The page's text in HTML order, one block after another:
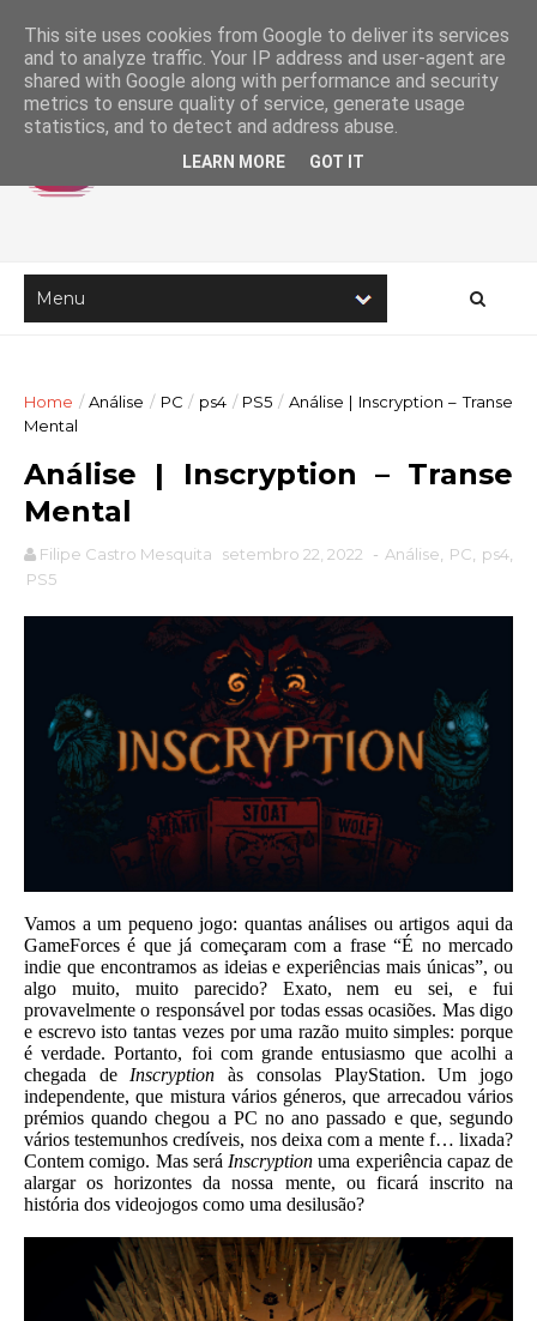
Home / Análise / PC / ps4 / PS5 / Análise | Inscryption – Transe
Mental
Análise | Inscryption – Transe
Mental
Filipe Castro Mesquita setembro 22, 2022 - Análise PC ps4
PS5
Vamos a um pequeno jogo: quantas análises ou artigos aqui da
GameForces é que já começaram com a frase “É no mercado
indie que encontramos as ideias e experiências mais únicas”, ou
algo muito, muito parecido? Exato, nem eu sei, e fui
provavelmente o responsável por todas essas ocasiões. Mas digo
e escrevo isto tantas vezes por uma razão muito simples: porque
é verdade. Portanto, foi com grande entusiasmo que acolhi a
chegada de Inscryption às consolas PlayStation. Um jogo
independente, que mistura vários géneros, que arrecadou vários
prémios quando chegou a PC no ano passado e que, segundo
vários testemunhos credíveis, nos deixa com a mente f… lixada?
Contem comigo. Mas será Inscryption uma experiência capaz de
alargar os horizontes da nossa mente, ou ficará inscrito na
história dos videojogos como uma desilusão?
This site uses cookies from Google to deliver its services
and to analyze traffic. Your IP address and user-agent are
shared with Google along with performance and security
metrics to ensure quality of service, generate usage
statistics, and to detect and address abuse.
LEARN MORE GOT IT